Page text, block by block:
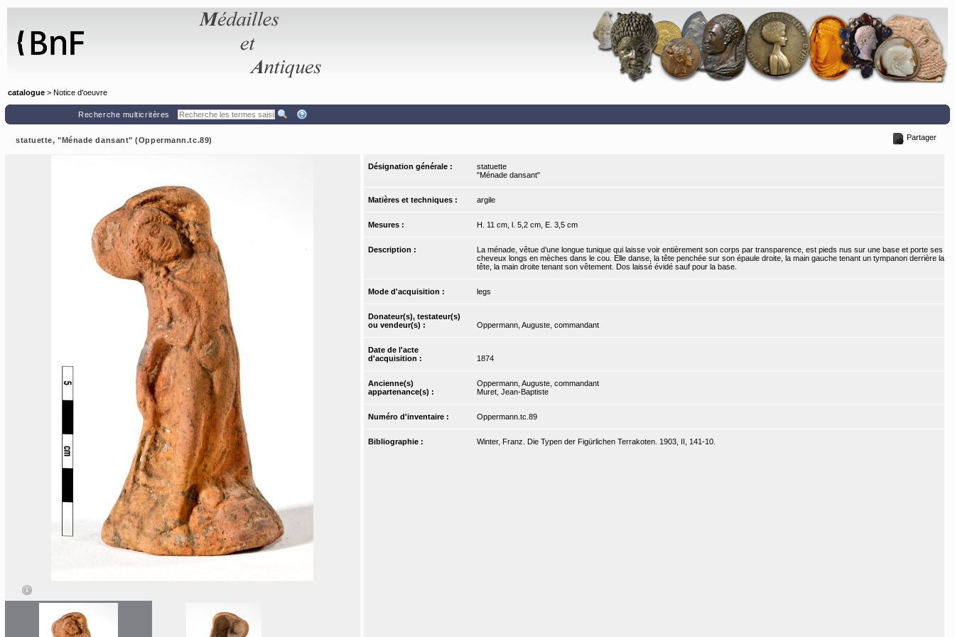
catalogue > Notice d'oeuvre
Recherche multicritères
statuette, "Ménade dansant" (Oppermann.tc.89) Partager
Désignation générale :
statuette
"Ménade dansant"
Matières et techniques : argile
Mesures : H. 11 cm, l. 5,2 cm, E. 3,5 cm
Description :
La ménade, vêtue d’une longue tunique qui laisse voir entièrement son corps par transparence, est pieds nus sur une base et porte ses
cheveux longs en mèches dans le cou. Elle danse, la tête penchée sur son épaule droite, la main gauche tenant un tympanon derrière la
tête, la main droite tenant son vêtement. Dos laissé évidé sauf pour la base.
Mode d'acquisition : legs
Donateur(s), testateur(s)
ou vendeur(s) :
Oppermann, Auguste, commandant
Date de l'acte
d'acquisition :
1874
Ancienne(s)
appartenance(s) :
Oppermann, Auguste, commandant
Muret, Jean-Baptiste
Numéro d'inventaire : Oppermann.tc.89
Bibliographie : Winter, Franz. Die Typen der Figürlichen Terrakoten. 1903, II, 141-10.